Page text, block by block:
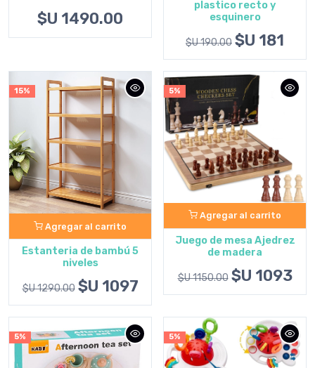
$U 1490.00
plastico recto y
esquinero
$U 190.00 $U 181
15%
Agregar al carrito
Estanteria de bambú 5
niveles
$U 1290.00 $U 1097
5%
Agregar al carrito
Juego de mesa Ajedrez
de madera
$U 1150.00 $U 1093
5% 5%